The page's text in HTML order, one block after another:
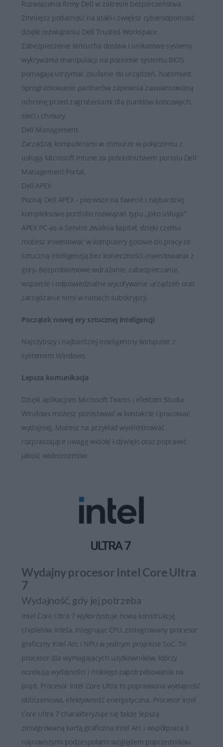
Rozwiązania firmy Dell w zakresie bezpieczeństwa
Zmniejsz podatność na ataki i zwiększ cyberodporność
dzięki rozwiązaniu Dell Trusted Workspace.
Zabezpieczenie łańcucha dostaw i unikatowe systemy
wykrywania manipulacji na poziomie systemu BIOS
pomagają utrzymać zaufanie do urządzeń. Natomiast
oprogramowanie partnerów zapewnia zaawansowaną
ochronę przed zagrożeniami dla punktów końcowych,
sieci i chmury.
Dell Management
Zarządzaj komputerami w chmurze w połączeniu z
usługą Microsoft Intune za pośrednictwem portalu Dell
Management Portal.
Dell APEX
Poznaj Dell APEX - pierwsze na świecie i najbardziej
kompleksowe portfolio rozwiązań typu „jako usługa".
APEX PC-as-a-Service zwalnia kapitał, dzięki czemu
możesz inwestować w komputery gotowe do pracy ze
sztuczną inteligencją bez konieczności inwestowania z
góry. Bezproblemowe wdrażanie, zabezpieczanie,
wsparcie i odpowiedzialne wycofywanie urządzeń oraz
zarządzanie nimi w ramach subskrypcji.
Początek nowej ery sztucznej inteligencji
Najszybszy i najbardziej inteligentny komputer z
systemem Windows.
Lepsza komunikacja
Dzięki aplikacjom Microsoft Teams i efektom Studia
Windows możesz pozostawać w kontakcie i pracować
wydajniej. Możesz na przykład wyeliminować
rozpraszające uwagę widoki i dźwięki oraz poprawić
jakość wideorozmów.
Wydajny procesor Intel Core Ultra
7
Wydajność, gdy jej potrzeba
Intel Core Ultra 7 wykorzystuje nową konstrukcję
chipletów Intela, integrując CPU, zintegrowany procesor
graficzny Intel Arc i NPU w jednym projekcie SoC. To
procesor dla wymagających użytkowników, którzy
oczekują wydajności i niskiego zapotrzebowania na
prąd. Procesor Intel Core Ultra to poprawiona wydajność
obliczeniowa, efektywność energetyczna. Procesor Intel
Core Ultra 7 charakteryzuje się także lepszą
zintegrowaną kartą graficzna Intel Arc i współpracą z
najnowszymi podzespołami względem poprzedników.